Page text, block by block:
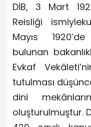
DİB, 3 Mart
Reisliği
Mayıs
bulunan
Evkaf
tutulması
dini
oluşturulmuştur.